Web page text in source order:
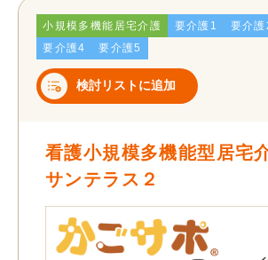
小規模多機能居宅介護 要介護1 要介護
要介護4
要介護5
検討リストに追加
看護小規模多機能型居宅
サンテラス２